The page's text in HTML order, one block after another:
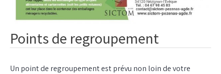
Points de regroupement
Un point de regroupement est prévu non loin de votre